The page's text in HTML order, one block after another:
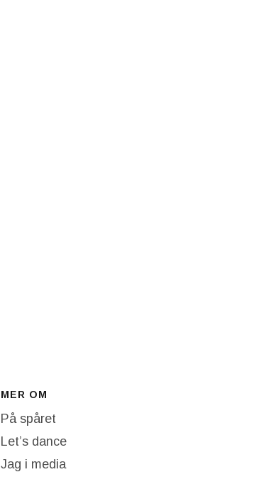
MER OM
På spåret
Let’s dance
Jag i media